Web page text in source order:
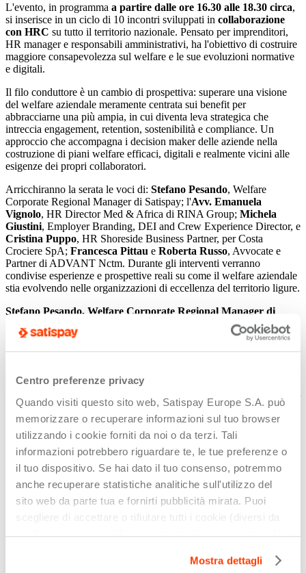
Centro preferenze privacy
Quando visiti questo sito web, Satispay Europe S.A. può
memorizzare o recuperare informazioni sul tuo browser
utilizzando i cookie forniti da noi o da terzi. Tali
informazioni potrebbero riguardare te, le tue preferenze o
il tuo dispositivo. Se hai dato il tuo consenso, potremmo
anche recuperare statistiche analitiche sull'utilizzo del
sito web da parte tua e fornirti pubblicità mirata. Puoi
scegliere di accettare o rifiutare tutti i cookie (diversi da
quelli necessari per il funzionamento di questo sito web)
qui: puoi anche selezionare solo alcuni tipi di cookie e
Mostra dettagli
L'evento, in programma a partire dalle ore 16.30 alle 18.30 circa,
si inserisce in un ciclo di 10 incontri sviluppati in collaborazione
con HRC su tutto il territorio nazionale. Pensato per imprenditori,
HR manager e responsabili amministrativi, ha l'obiettivo di costruire
maggiore consapevolezza sul welfare e le sue evoluzioni normative
e digitali.
Il filo conduttore è un cambio di prospettiva: superare una visione
del welfare aziendale meramente centrata sui benefit per
abbracciarne una più ampia, in cui diventa leva strategica che
intreccia engagement, retention, sostenibilità e compliance. Un
approccio che accompagna i decision maker delle aziende nella
costruzione di piani welfare efficaci, digitali e realmente vicini alle
esigenze dei propri collaboratori.
Arricchiranno la serata le voci di: Stefano Pesando, Welfare
Corporate Regional Manager di Satispay; l'Avv. Emanuela
Vignolo, HR Director Med & Africa di RINA Group; Michela
Giustini, Employer Branding, DEI and Crew Experience Director, e
Cristina Puppo, HR Shoreside Business Partner, per Costa
Crociere SpA; Francesca Pittau e Roberta Russo, Avvocate e
Partner di ADVANT Nctm. Durante gli interventi verranno
condivise esperienze e prospettive reali su come il welfare aziendale
stia evolvendo nelle organizzazioni di eccellenza del territorio ligure.
Stefano Pesando, Welfare Corporate Regional Manager di
"In due anni abbiamo dimostrato di saper
rispondere al forte bisogno di innovazione richiesto anche nel
diffusa sulla possibilità per le aziende di utilizzare il welfare come
leva strategica di attrazione e mantenimento delle competenze, e per
i lavoratori per aumentare il proprio potere d'acquisto e pianificare
il proprio futuro".
La Liguria
è uno dei territori più ricettivi per i servizi welfare di
Satispay: su untotale di oltre 150.400 utenti, oltre12.600 sono
lavoratoridi quasi1.500 aziende che usano i Buoni Pasto e
Acquisto Satispay quotidianamente in una rete dipiù di 12.600
attività convenzionate
Genova è il motore di questa espansione. Il capoluogo concentra
, su una community di 56.800 utenti eoltre